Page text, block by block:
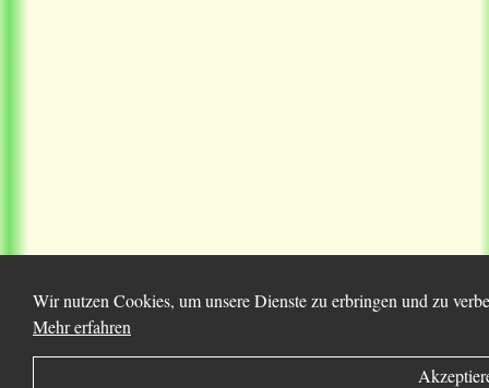
Wir nutzen Cookies, um unsere Dienste zu erbringen und zu
Mehr erfahren